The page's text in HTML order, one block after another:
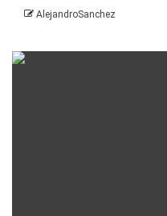
AlejandroSanchez